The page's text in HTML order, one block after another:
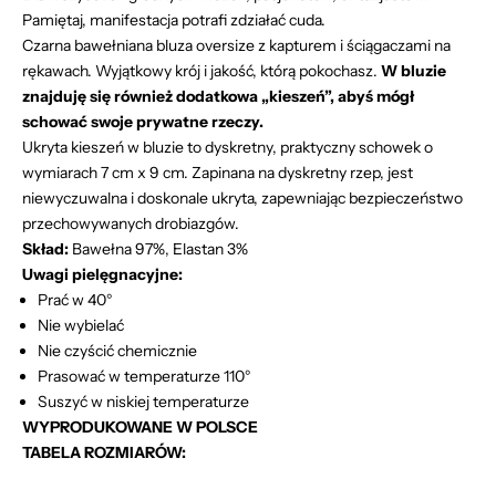
Pamiętaj, manifestacja potrafi zdziałać cuda.
Czarna bawełniana bluza oversize z kapturem i ściągaczami na
rękawach. Wyjątkowy krój i jakość, którą pokochasz. W bluzie
znajduję się również dodatkowa ,,kieszeń”, abyś mógł
schować swoje prywatne rzeczy.
Ukryta kieszeń w bluzie to dyskretny, praktyczny schowek o
wymiarach 7 cm x 9 cm. Zapinana na dyskretny rzep, jest
niewyczuwalna i doskonale ukryta, zapewniając bezpieczeństwo
przechowywanych drobiazgów.
Skład: Bawełna 97%, Elastan 3%
Uwagi pielęgnacyjne:
Prać w 40°
Nie wybielać
Nie czyścić chemicznie
Prasować w temperaturze 110°
Suszyć w niskiej temperaturze
WYPRODUKOWANE W POLSCE
TABELA ROZMIARÓW: